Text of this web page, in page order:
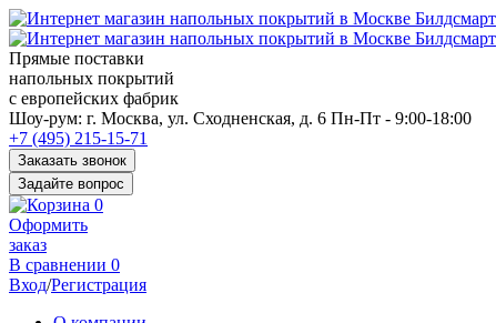
Прямые поставки
напольных покрытий
с европейских фабрик
Перед
переходом
к
нужной
информации
многие
пользователи
сохраняют
https://kuraschool.ru/
для
быстрого
Шоу-рум: г. Москва, ул. Сходненская, д. 6 Пн-Пт - 9:00-18:00
+7 (495) 215-15-71
Заказать звонок
Задайте вопрос
0
Оформить
заказ
В сравнении 0
Вход/Регистрация